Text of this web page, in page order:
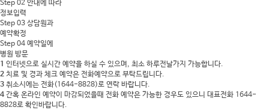
Step 02 안내에 따라
정보입력
Step 03 상담원과
예약확정
Step 04 예약일에
병원 방문
1 인터넷으로 실시간 예약을 하실 수 있으며, 최소 하루전날가지 가능합니다.
2 치료 및 경과 체크 예약은 전화예약으로 부탁드립니다.
3 취소시에는 전화(1644-8828)로 연락 바랍니다.
4 간혹 온라인 예약이 마감되었을때 전화 예약은 가능한 경우도 있으니 대표전화 1644-
8828로 확인바랍니다.